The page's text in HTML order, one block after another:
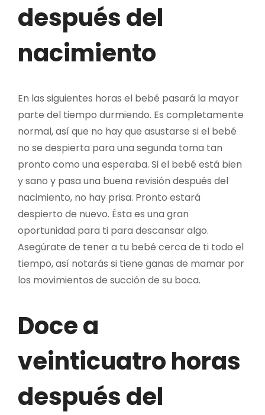
después del
nacimiento
En las siguientes horas el bebé pasará la mayor
parte del tiempo durmiendo. Es completamente
normal, así que no hay que asustarse si el bebé
no se despierta para una segunda toma tan
pronto como una esperaba. Si el bebé está bien
y sano y pasa una buena revisión después del
nacimiento, no hay prisa. Pronto estará
despierto de nuevo. Ésta es una gran
oportunidad para ti para descansar algo.
Asegúrate de tener a tu bebé cerca de ti todo el
tiempo, así notarás si tiene ganas de mamar por
los movimientos de succión de su boca.
Doce a
veinticuatro horas
después del